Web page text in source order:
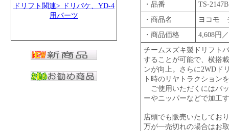
ドリフト関連> ドリパケ、YD-4
用パーツ
・品番
TS-2147B
・商品名
ヨコモ
・商品価格
4,608円
チームスズキ製ドリフト
することが可能で、横搭
ンが向上。さらに2WDド
ト時のリヤトラクション
ご使用いただくにはバ
ーやニッパーなどで加工
店頭でも販売いたしてお
万が一売切れの場合はお